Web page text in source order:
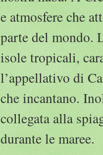
e atmosfere che
parte del mondo.
isole tropicali,
l’appellativo di
che incantano.
collegata alla
durante le maree.